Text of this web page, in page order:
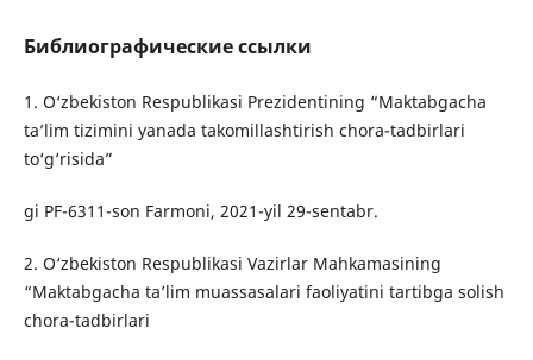
Библиографические ссылки
1. O‘zbekiston Respublikasi Prezidentining “Maktabgacha
ta’lim tizimini yanada takomillashtirish chora-tadbirlari
to‘g‘risida”
gi PF-6311-son Farmoni, 2021-yil 29-sentabr.
2. O‘zbekiston Respublikasi Vazirlar Mahkamasining
“Maktabgacha ta’lim muassasalari faoliyatini tartibga solish
chora-tadbirlari